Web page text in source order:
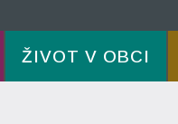
ŽIVOT V OBCI